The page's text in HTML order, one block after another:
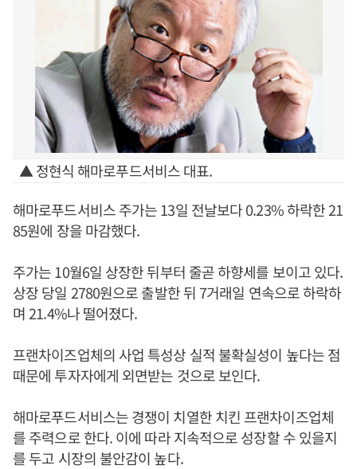
▲ 정현식 해마로푸드서비스 대표.
해마로푸드서비스 주가는 13일 전날보다 0.23% 하락한 21
85원에 장을 마감했다.
주가는 10월6일 상장한 뒤부터 줄곧 하향세를 보이고 있다.
상장 당일 2780원으로 출발한 뒤 7거래일 연속으로 하락하
며 21.4%나 떨어졌다.
프랜차이즈업체의 사업 특성상 실적 불확실성이 높다는 점
때문에 투자자에게 외면받는 것으로 보인다.
해마로푸드서비스는 경쟁이 치열한 치킨 프랜차이즈업체
를 주력으로 한다. 이에 따라 지속적으로 성장할 수 있을지
를 두고 시장의 불안감이 높다.